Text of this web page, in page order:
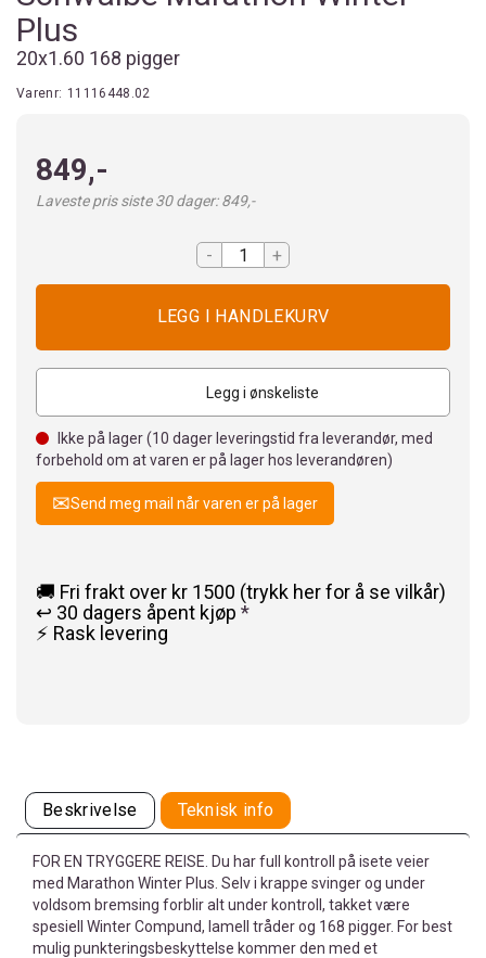
Plus
20x1.60 168 pigger
Varenr: 11116448.02
849,-
Laveste pris siste 30 dager: 849,-
- +
Legg i ønskeliste
Ikke på lager (10 dager leveringstid fra leverandør, med
forbehold om at varen er på lager hos leverandøren)
Send meg mail når varen er på lager
🚚 Fri frakt over kr 1500 (trykk her for å se vilkår)
↩️ 30 dagers åpent kjøp *
⚡ Rask levering
Beskrivelse Teknisk info
FOR EN TRYGGERE REISE. Du har full kontroll på isete veier
med Marathon Winter Plus. Selv i krappe svinger og under
voldsom bremsing forblir alt under kontroll, takket være
spesiell Winter Compund, lamell tråder og 168 pigger. For best
mulig punkteringsbeskyttelse kommer den med et